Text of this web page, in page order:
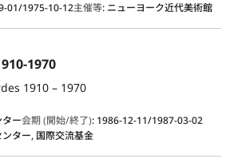
01/1975-10-12主催等: ニューヨーク近代美術館
1970
1910 – 1970
ー会期 (開始/終了): 1986-12-11/1987-03-02
ター, 国際交流基金